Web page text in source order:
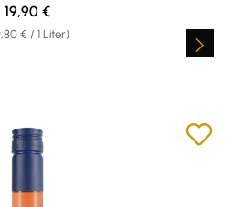
€ / 1 Liter)
Regulärer Preis:
19,90 €